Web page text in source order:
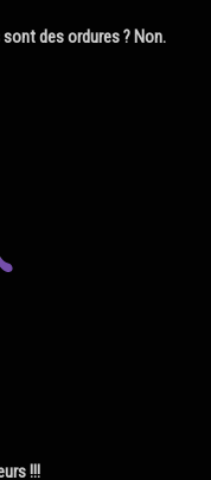
des ordures ? Non.
!!!